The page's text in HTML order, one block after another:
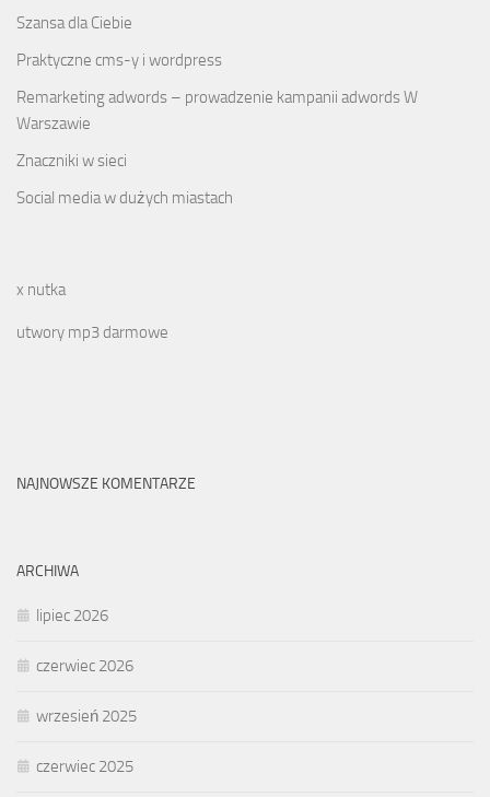
Szansa dla Ciebie
Praktyczne cms-y i wordpress
Remarketing adwords – prowadzenie kampanii adwords W
Warszawie
Znaczniki w sieci
Social media w dużych miastach
x nutka
utwory mp3 darmowe
NAJNOWSZE KOMENTARZE
ARCHIWA
lipiec 2026
czerwiec 2026
wrzesień 2025
czerwiec 2025